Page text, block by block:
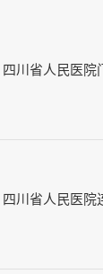
四川省人民医院
四川省人民医院